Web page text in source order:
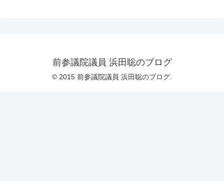
前参議院議員 浜田聡のブログ
© 2015 前参議院議員 浜田聡のブログ.